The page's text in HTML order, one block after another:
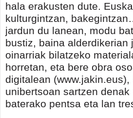
hala erakusten dute.
kulturgintzan,
jardun du lanean, modu
bustiz, baina
oinarriak bilatzeko
horretan, eta bere obra
digitalean
unibertsoan sartzen
baterako pentsa eta lan